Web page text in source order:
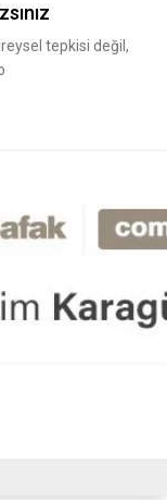
tepkisi değil,